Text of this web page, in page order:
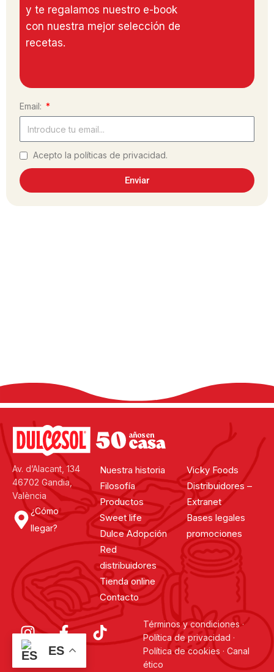
y te regalamos nuestro e-book
con nuestra mejor selección de
recetas.
Email:
Acepto la políticas de privacidad.
Enviar
Av. d’Alacant, 134
46702 Gandia,
València
¿Cómo
llegar?
Nuestra historia
Filosofía
Productos
Sweet life
Dulce Adopción
Red
distribuidores
Tienda online
Contacto
Vicky Foods
Distribuidores –
Extranet
Bases legales
promociones
Términos y condiciones·
Política de privacidad ·
Política de cookies · Canal
ético
ES